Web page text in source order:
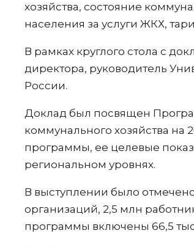
хозяйства, состояние
населения за услуги ЖКХ,
В рамках круглого стола с
директора, руководитель
России.
Доклад был посвящен
коммунального хозяйства на
программы, ее целевые
региональном уровнях.
В выступлении было
организаций, 2,5 млн
программы включены 66,5